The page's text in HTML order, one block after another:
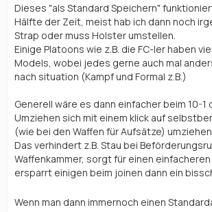
Dieses "als Standard Speichern"
Hälfte der Zeit, meist hab ich dann noch
Strap oder muss Holster umstellen.
Einige Platoons wie z.B. die FC-ler haben
Models, wobei jedes gerne auch mal
nach situation (Kampf und Formal z.B.)
Generell wäre es dann einfacher beim 10-
Umziehen sich mit einem klick auf
(wie bei den Waffen für Aufsätze)
Das verhindert z.B. Stau bei
Waffenkammer, sorgt für einen
ersparrt einigen beim joinen dann ein
Wenn man dann immernoch einen